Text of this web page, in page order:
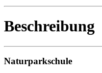
Beschreibung
Naturparkschule